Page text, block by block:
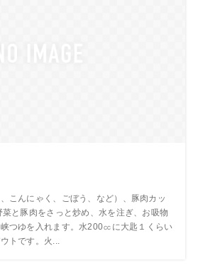
こんにゃく、ごぼう、など）、豚肉カッ
菜と豚肉をさっと炒め、水を注ぎ、お吸物
つゆを入れます。水200㏄に大匙１くらい
トです。火...